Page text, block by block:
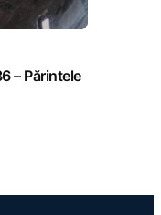
– Părintele